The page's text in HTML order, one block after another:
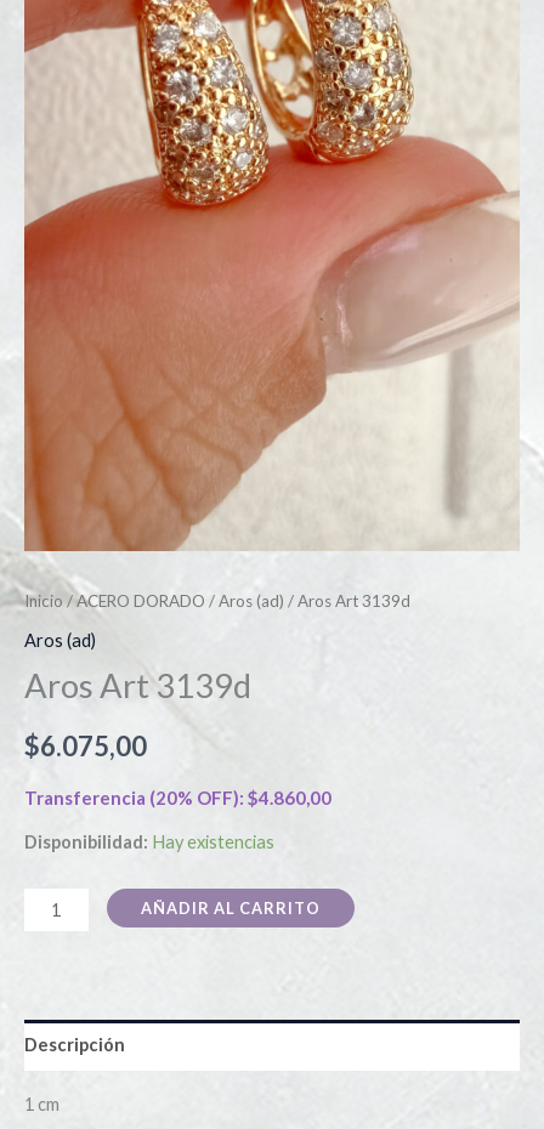
Inicio /ACERO DORADO /Aros (ad) / Aros Art 3139d
Aros (ad)
Aros Art 3139d
$6.075,00
Transferencia (20% OFF): $4.860,00
Disponibilidad: Hay existencias
AÑADIR AL CARRITO
Descripción
1 cm